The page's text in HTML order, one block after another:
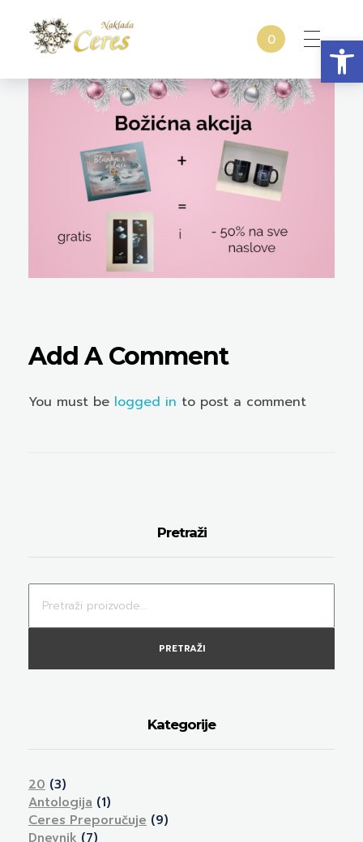
0
Add A Comment
You must be logged in to post a comment
Pretraži
PRETRAŽI
Kategorije
20 (3)
Antologija (1)
Ceres Preporučuje (9)
Dnevnik (7)